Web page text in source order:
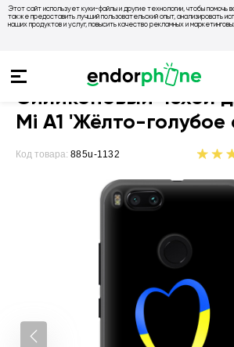
Этот сайт использует куки-файлы и другие технологии, чтобы помочь
также предоставить лучший пользовательский опыт, анализировать
наших продуктов и услуг, повысить качество рекламных и
Чехлы на Xiaomi
Силиконовый чехол
Mi A1 'Жёлто-голубое
Код товара: 885u-1132